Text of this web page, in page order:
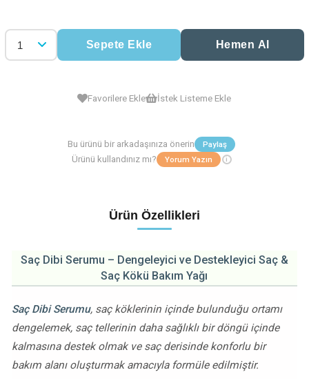
Favorilere Ekle İstek Listeme Ekle
i
Ürün Özellikleri
Saç Dibi Serumu – Dengeleyici ve Destekleyici Saç &
Saç Kökü Bakım Yağı
Saç Dibi Serumu, saç köklerinin içinde bulunduğu ortamı
dengelemek, saç tellerinin daha sağlıklı bir döngü içinde
kalmasına destek olmak ve saç derisinde konforlu bir
bakım alanı oluşturmak amacıyla formüle edilmiştir.